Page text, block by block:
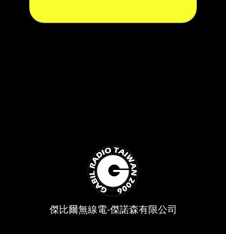
傑比爾無線電-傑諾森有限公司